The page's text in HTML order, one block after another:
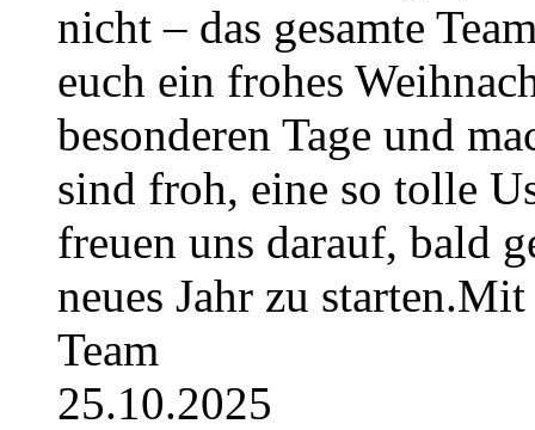
nicht – das gesamte
euch ein frohes
besonderen Tage und
sind froh, eine so tolle
freuen uns darauf, bald
neues Jahr zu
Team
25.10.2025